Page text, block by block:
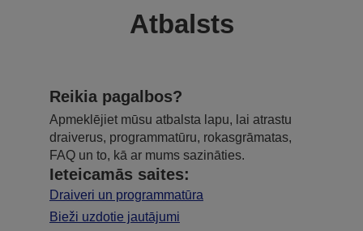
Atbalsts
Reikia pagalbos?
Apmeklējiet mūsu atbalsta lapu, lai atrastu
draiverus, programmatūru, rokasgrāmatas,
FAQ un to, kā ar mums sazināties.
Ieteicamās saites:
Draiveri un programmatūra
Bieži uzdotie jautājumi